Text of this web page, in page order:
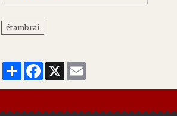
étambrai
PartagerFacebook
X Email